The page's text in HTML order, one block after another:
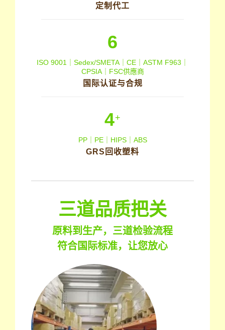
定制代工
6
ISO 9001｜Sedex/SMETA｜CE｜ASTM F963｜
CPSIA｜FSC供應商
国际认证与合规
4+
PP｜PE｜HIPS｜ABS
GRS回收塑料
三道品质把关
原料到生产，三道检验流程
符合国际标准，让您放心